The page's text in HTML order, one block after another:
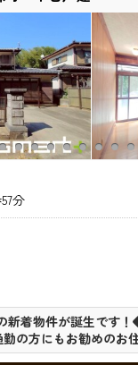
57分
新着物件が誕生です
の方にもお勧めのお